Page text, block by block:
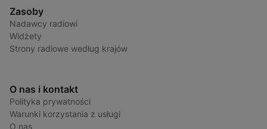
Zasoby
Nadawcy radiowi
Widżety
Strony radiowe według krajów
O nas i kontakt
Polityka prywatności
Warunki korzystania z usługi
O nas